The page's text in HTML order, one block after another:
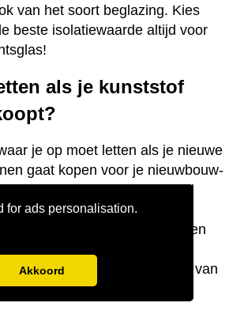
for ads personalisation.
Akkoord
van het soort beglazing. Kies
beste isolatiewaarde altijd voor
als je kunststof
je op moet letten als je nieuwe
gaat kopen voor je nieuwbouw-
Wij hebben een aantal
je! De keurmerken van de
isolatiewaarde je nodig hebt en
bij de aanschaf van